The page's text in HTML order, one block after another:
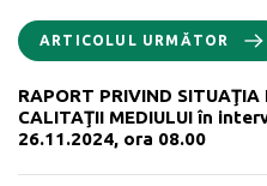
ARTICOLUL URMĂTOR
RAPORT PRIVIND SITUAŢIA
CALITAŢII MEDIULUI în
26.11.2024, ora 08.00